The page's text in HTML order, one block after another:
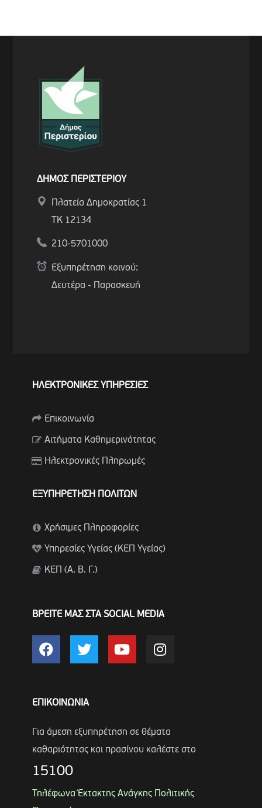
ΔΗΜΟΣ ΠΕΡΙΣΤΕΡΙΟΥ
Πλατεία Δημοκρατίας 1
ΤΚ 12134
210-5701000
Εξυπηρέτηση κοινού:
Δευτέρα - Παρασκευή
ΗΛΕΚΤΡΟΝΙΚΕΣ ΥΠΗΡΕΣΙΕΣ
Επικοινωνία
Αιτήματα Καθημερινότητας
Ηλεκτρονικές Πληρωμές
ΕΞΥΠΗΡΕΤΗΣΗ ΠΟΛΙΤΩΝ
Χρήσιμες Πληροφορίες
Υπηρεσίες Υγείας (ΚΕΠ Υγείας)
ΚΕΠ (Α. Β. Γ.)
ΒΡΕΙΤΕ ΜΑΣ ΣΤΑ SOCIAL MEDIA
ΕΠΙΚΟΙΝΩΝΙΑ
Για άμεση εξυπηρέτηση σε θέματα
καθαριότητας και πρασίνου καλέστε στο
15100
Τηλέφωνα Έκτακτης Ανάγκης Πολιτικής